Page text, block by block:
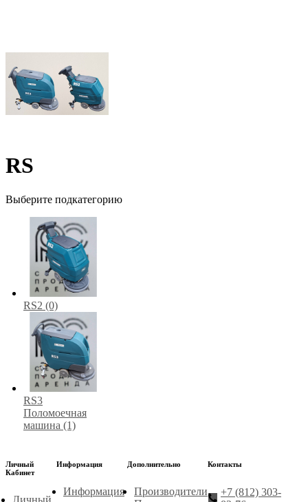
RS
Выберите подкатегорию
RS2 (0)
RS3
Поломоечная
машина (1)
Личный
Кабинет
Личный
Информация
Информация
Дополнительно
Производители
Контакты
+7 (812) 303-